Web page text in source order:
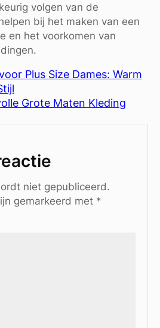
volgen van de
bij het maken van een
en het voorkomen van
Plus Size Dames: Warm
Grote Maten Kleding
niet gepubliceerd.
gemarkeerd met *